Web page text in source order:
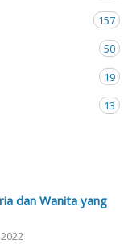
157
50
19
13
dan Wanita yang